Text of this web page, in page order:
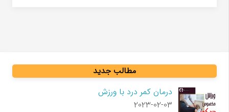
مطالب جدید
درمان کمر درد با ورزش
2023-02-03